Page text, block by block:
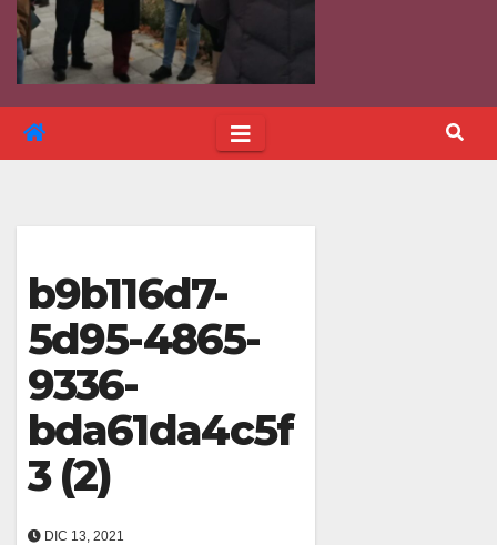
b9b116d7-
5d95-4865-
9336-
bda61da4c5f
3 (2)
DIC 13, 2021